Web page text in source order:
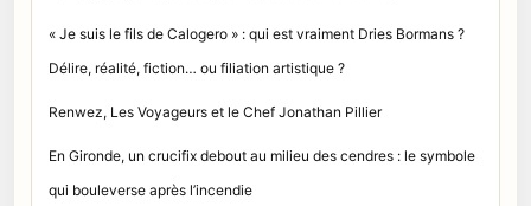
« Je suis le fils de Calogero » : qui est vraiment Dries Bormans ?
Délire, réalité, fiction… ou filiation artistique ?
Renwez, Les Voyageurs et le Chef Jonathan Pillier
En Gironde, un crucifix debout au milieu des cendres : le symbole
qui bouleverse après l’incendie